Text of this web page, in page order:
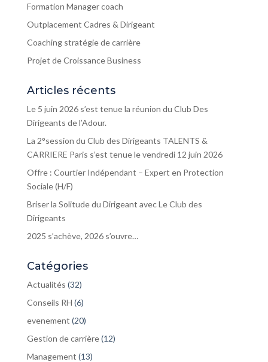
Formation Manager coach
Outplacement Cadres & Dirigeant
Coaching stratégie de carrière
Projet de Croissance Business
Articles récents
Le 5 juin 2026 s’est tenue la réunion du Club Des
Dirigeants de l’Adour.
La 2°session du Club des Dirigeants TALENTS &
CARRIERE Paris s’est tenue le vendredi 12 juin 2026
Offre : Courtier Indépendant – Expert en Protection
Sociale (H/F)
Briser la Solitude du Dirigeant avec Le Club des
Dirigeants
2025 s’achève, 2026 s’ouvre…
Catégories
Actualités (32)
Conseils RH (6)
evenement (20)
Gestion de carrière(12)
Management (13)